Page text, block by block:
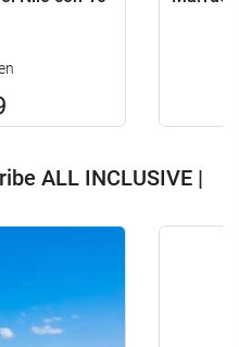
ALL INCLUSIVE |